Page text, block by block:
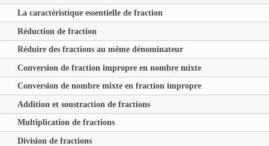
La caractéristique essentielle de fraction
Réduction de fraction
Réduire des fractions au même dénominateur
Conversion de fraction impropre en nombre mixte
Conversion de nombre mixte en fraction impropre
Addition et soustraction de fractions
Multiplication de fractions
Division de fractions